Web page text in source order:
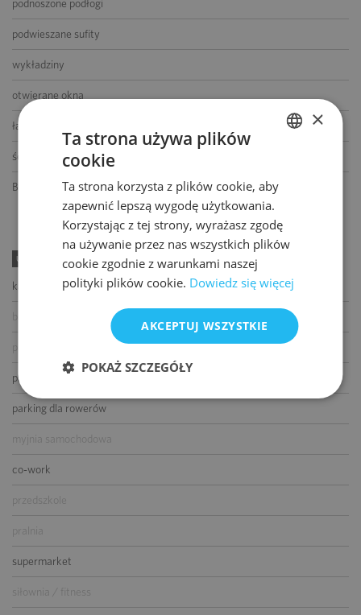
podnoszone podłogi
podwieszane sufity
wykładziny
otwierane okna
łącze światłowodowe
ścianki działowe
BMS
UDOGODNIENIA
kawiarnia
parking dla gości
parking dla rowerów
co-work
przedszkole
pralnia
supermarket
siłownia / fitness
ENGLISH
×
Ta strona używa plików
cookie
Ta strona korzysta z plików cookie, aby
zapewnić lepszą wygodę użytkowania.
Korzystając z tej strony, wyrażasz zgodę
na używanie przez nas wszystkich plików
cookie zgodnie z warunkami naszej
polityki plików cookie. Dowiedz się więcej
AKCEPTUJ WSZYSTKIE
POKAŻ SZCZEGÓŁY